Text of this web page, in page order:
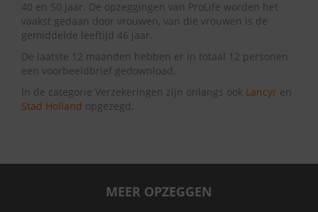
40 en 50 jaar. De opzeggingen van ProLife worden het
vaakst gedaan door vrouwen, van die vrouwen is de
gemiddelde leeftijd 46 jaar.
De laatste 12 maanden hebben er in totaal 12 personen
een voorbeeldbrief gedownload.
In de categorie Verzekeringen zijn onlangs ook Lancyr en
Stad Holland opgezegd.
MEER OPZEGGEN